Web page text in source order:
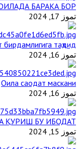
БАРАКА БОР!
تموز 17, 2024
таҳдид
تموز 16, 2024
Оила саодат маскани
تموز 16, 2024
ҚУРИШ БУ ИБОДАТ!
تموز 15, 2024